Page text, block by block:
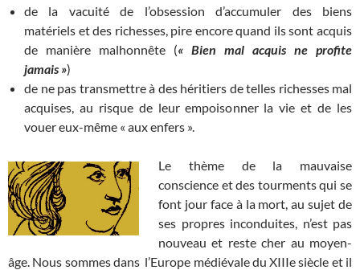
de la vacuité de l’obsession d’accumuler des biens
matériels et des richesses, pire encore quand ils sont acquis
de manière malhonnête (« Bien mal acquis ne profite
jamais »)
de ne pas transmettre à des héritiers de telles richesses mal
acquises, au risque de leur empoisonner la vie et de les
vouer eux-même « aux enfers ».
Le thème de la mauvaise
conscience et des tourments qui se
font jour face à la mort, au sujet de
ses propres inconduites, n’est pas
nouveau et reste cher au moyen-
âge. Nous sommes dans l’Europe médiévale du XIIIe siècle et il